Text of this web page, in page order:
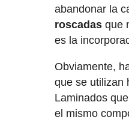
abandonar la
roscadas que
es la
Obviamente,
que se utilizan
Laminados
el mismo